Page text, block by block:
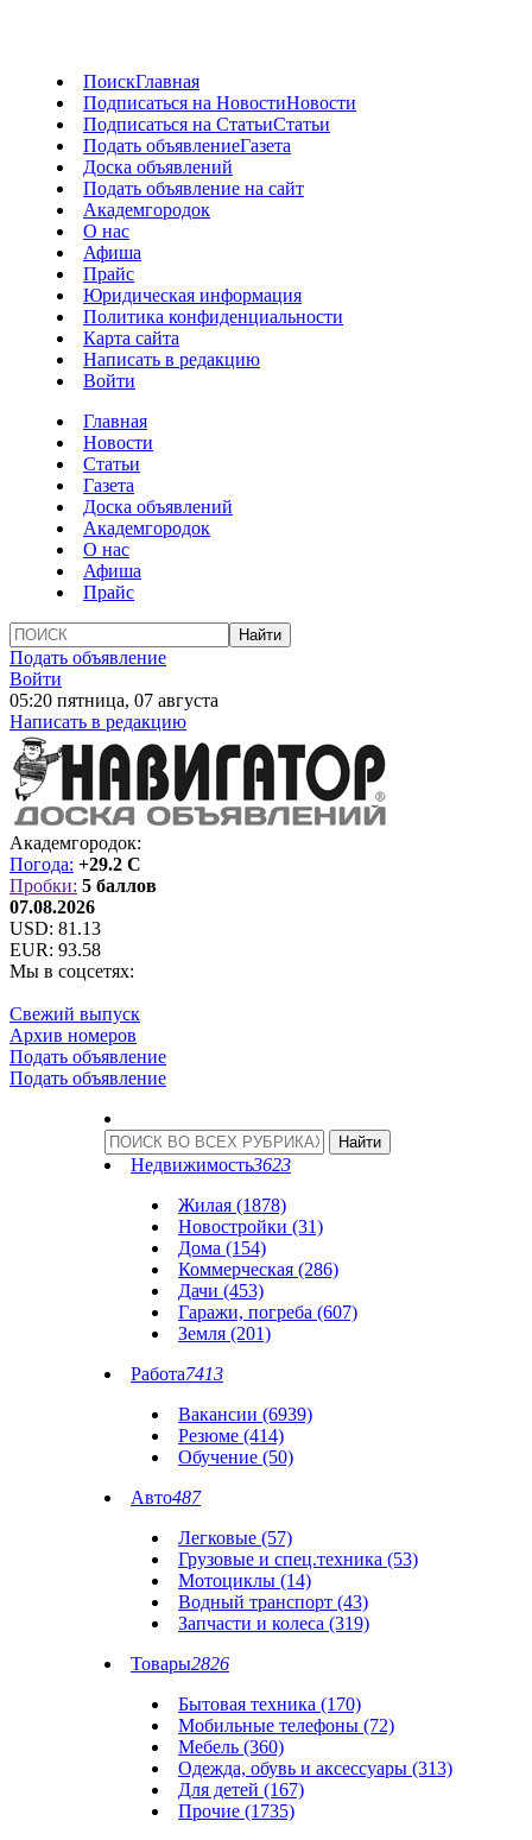
ПоискГлавная
Подписаться на НовостиНовости
Подписаться на СтатьиСтатьи
Подать объявлениеГазета
Доска объявлений
Подать объявление на сайт
Академгородок
О нас
Афиша
Прайс
Юридическая информация
Политика конфиденциальности
Карта сайта
Написать в редакцию
Войти
Главная
Новости
Статьи
Газета
Доска объявлений
Академгородок
О нас
Афиша
Прайс
Подать объявление
Войти
05:20 пятница, 07 августа
Написать в редакцию
Академгородок:
Погода: +29.2 C
Пробки: 5 баллов
07.08.2026
USD: 81.13
EUR: 93.58
Мы в соцсетях:
Свежий выпуск
Архив номеров
Подать объявление
Подать объявление
Недвижимость3623
Жилая (1878)
Новостройки (31)
Дома (154)
Коммерческая (286)
Дачи (453)
Гаражи, погреба (607)
Земля (201)
Работа7413
Вакансии (6939)
Резюме (414)
Обучение (50)
Авто487
Легковые (57)
Грузовые и спец.техника (53)
Мотоциклы (14)
Водный транспорт (43)
Запчасти и колеса (319)
Товары2826
Бытовая техника (170)
Мобильные телефоны (72)
Мебель (360)
Одежда, обувь и аксессуары (313)
Для детей (167)
Прочие (1735)